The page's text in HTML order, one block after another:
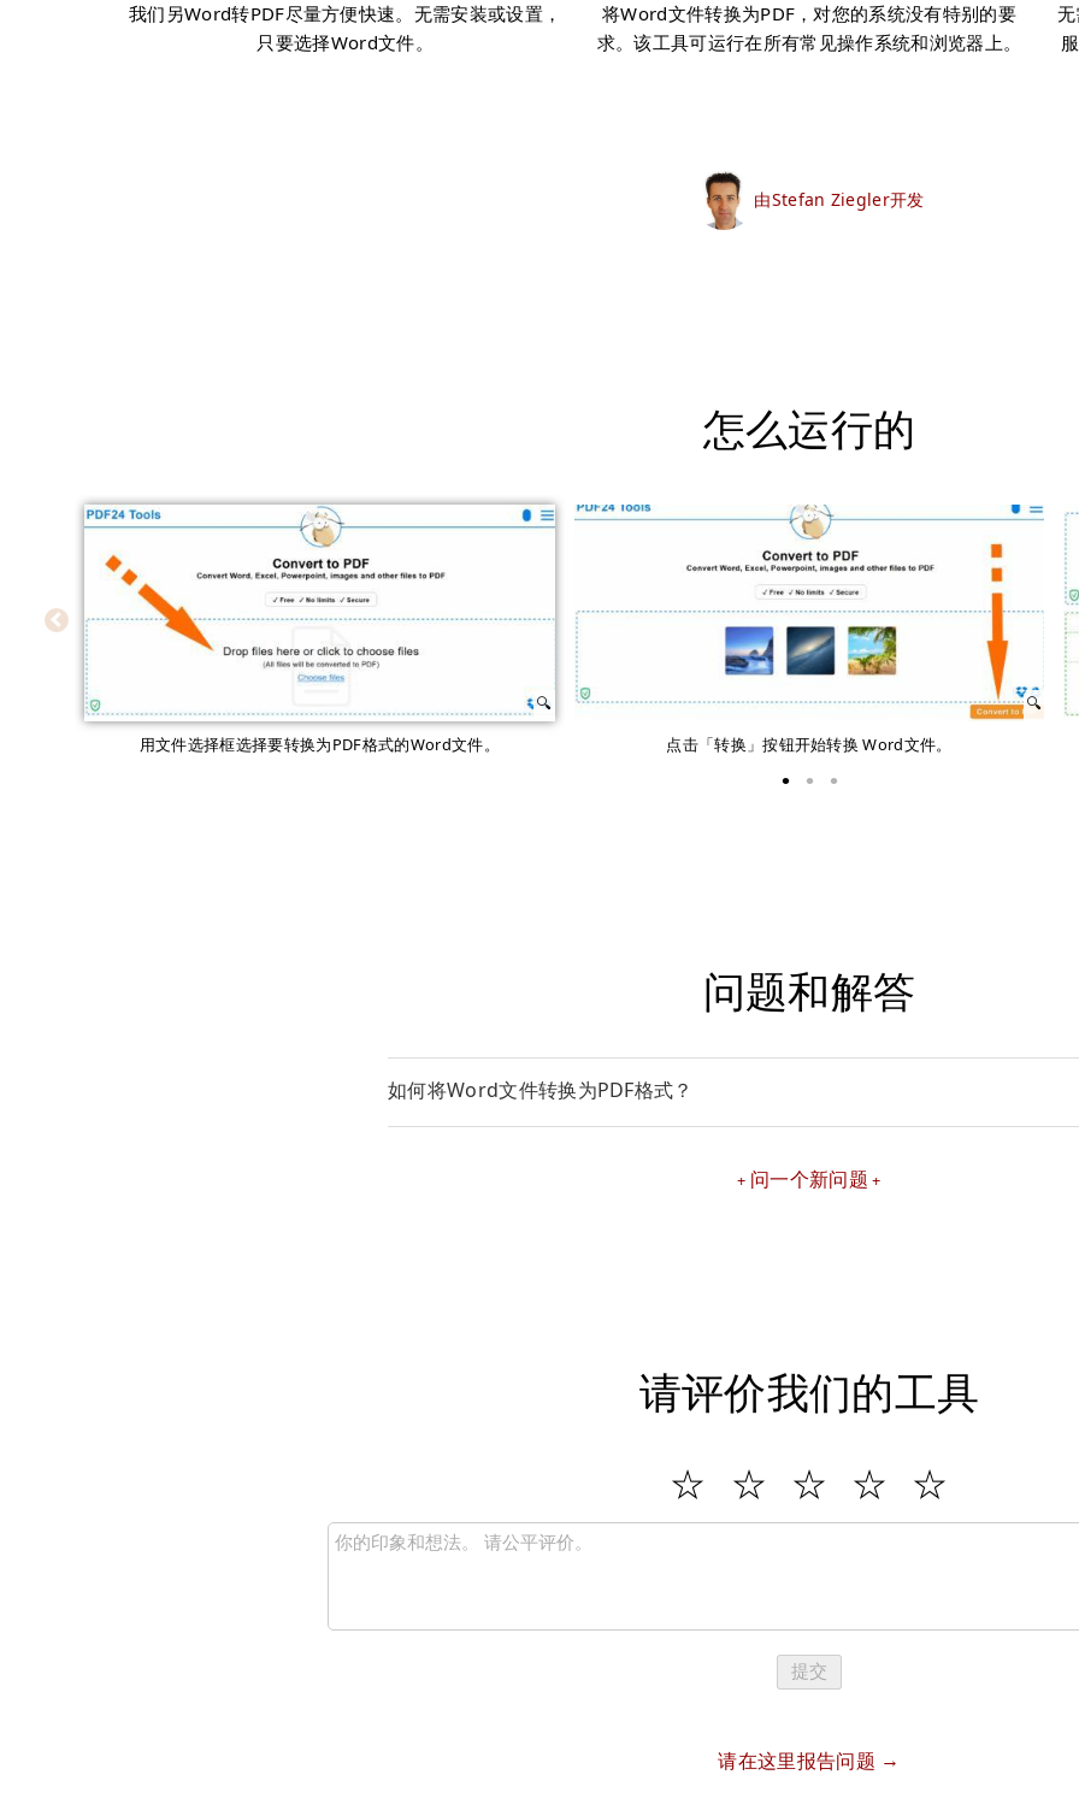
我们另Word转PDF尽量方便快速。无需安装或设置，
只要选择Word文件。
将Word文件转换为PDF，对您的系统没有特别的要
求。该工具可运行在所有常见操作系统和浏览器上。
由Stefan Ziegler开发
怎么运行的
用文件选择框选择要转换为PDF格式的Word文件。 点击「转换」按钮开始转换 Word文件。
问题和解答
如何将Word文件转换为PDF格式？
问一个新问题
请评价我们的工具
提交
请在这里报告问题